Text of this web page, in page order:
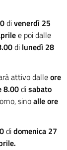
divenerdì 25
e poi dalle
di lunedì 28
attivo dalleore
8.00disabato
sinoalle ore
didomenica 27